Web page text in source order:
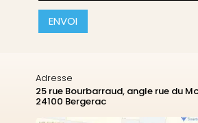
CAPTCHA
Adresse
25 rue Bourbarraud, angle rue du
24100 Bergerac